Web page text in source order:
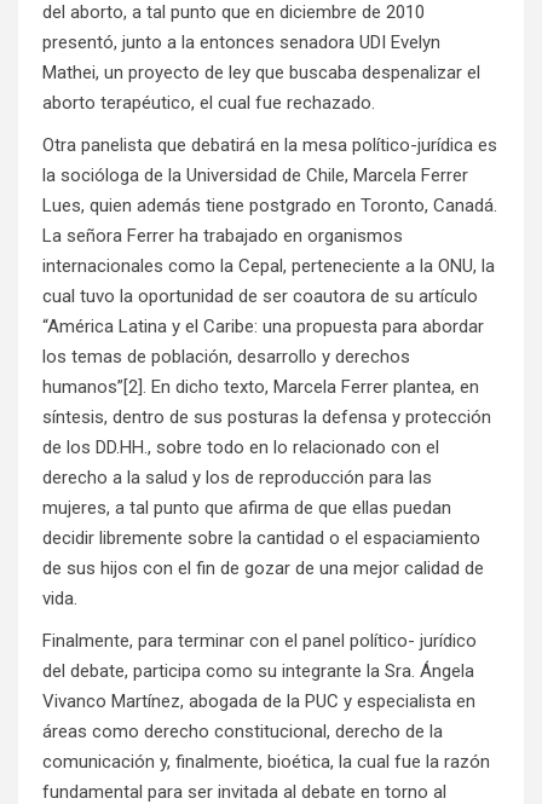
del aborto, a tal punto que en diciembre de 2010
presentó, junto a la entonces senadora UDI Evelyn
Mathei, un proyecto de ley que buscaba despenalizar el
aborto terapéutico, el cual fue rechazado.
Otra panelista que debatirá en la mesa político-jurídica es
la socióloga de la Universidad de Chile, Marcela Ferrer
Lues, quien además tiene postgrado en Toronto, Canadá.
La señora Ferrer ha trabajado en organismos
internacionales como la Cepal, perteneciente a la ONU, la
cual tuvo la oportunidad de ser coautora de su artículo
“América Latina y el Caribe: una propuesta para abordar
los temas de población, desarrollo y derechos
humanos”[2]. En dicho texto, Marcela Ferrer plantea, en
síntesis, dentro de sus posturas la defensa y protección
de los DD.HH., sobre todo en lo relacionado con el
derecho a la salud y los de reproducción para las
mujeres, a tal punto que afirma de que ellas puedan
decidir libremente sobre la cantidad o el espaciamiento
de sus hijos con el fin de gozar de una mejor calidad de
vida.
Finalmente, para terminar con el panel político- jurídico
del debate, participa como su integrante la Sra. Ángela
Vivanco Martínez, abogada de la PUC y especialista en
áreas como derecho constitucional, derecho de la
comunicación y, finalmente, bioética, la cual fue la razón
fundamental para ser invitada al debate en torno al